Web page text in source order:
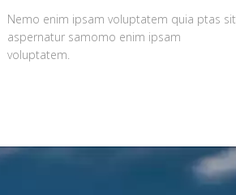
Nemo enim ipsam voluptatem quia ptas sit
aspernatur samomo enim ipsam
voluptatem.